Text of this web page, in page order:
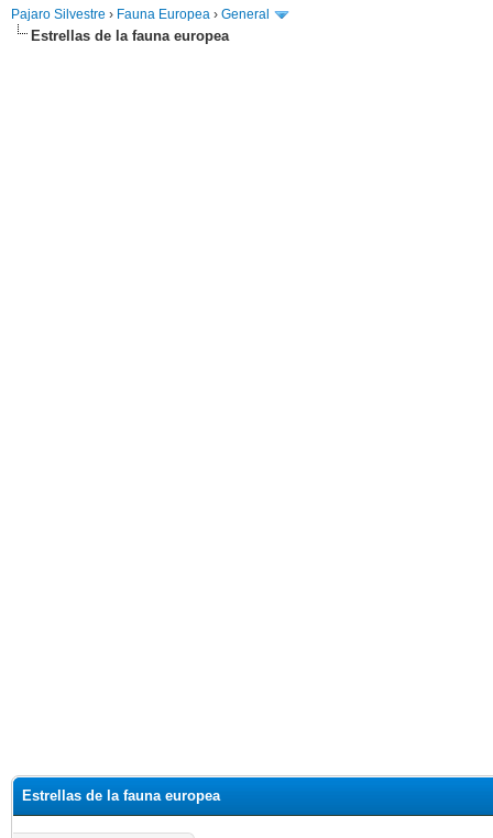
Pajaro Silvestre › Fauna Europea › General
Estrellas de la fauna europea
Estrellas de la fauna europea